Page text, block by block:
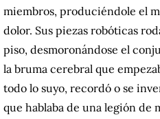
miembros, produciéndole el
dolor. Sus piezas robóticas
piso, desmoronándose el
la bruma cerebral que
todo lo suyo, recordó o se
que hablaba de una legión de